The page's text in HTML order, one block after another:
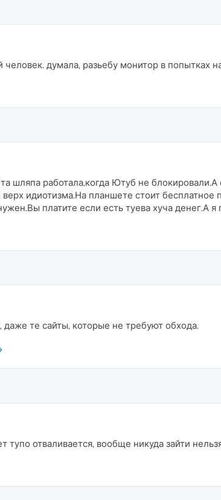
человек. думала, разьебу монитор в попытках
шляпа работала,когда Ютуб не
верх идиотизма.На планшете стоит
платите если есть туева хуча денег.А я
даже те сайты, которые не требуют обхода.
тупо отваливается, вообще никуда зайти